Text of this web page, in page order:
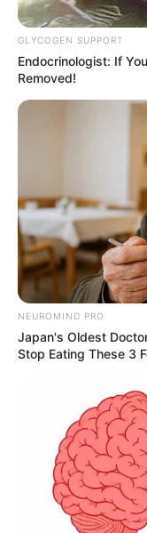
Cortesía de
Conexiones
Por:Angy Cueto
Abril 8, 2025
crisis de agua
mercado ilegalque
ciudadanos
GLYCOGEN SUPPORT
Endocrinologist: If
Removed!
NEUROMIND PRO
Japan's Oldest
Stop Eating These 3